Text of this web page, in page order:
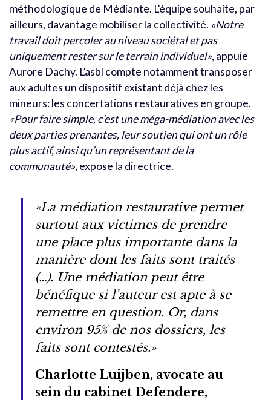
méthodologique de Médiante. L’équipe souhaite, par
ailleurs, davantage mobiliser la collectivité. «Notre
travail doit percoler au niveau sociétal et pas
uniquement rester sur le terrain individuel», appuie
Aurore Dachy. L’asbl compte notamment transposer
aux adultes un dispositif existant déjà chez les
mineurs: les concertations restauratives en groupe.
«Pour faire simple, c’est une méga-médiation avec les
deux parties prenantes, leur soutien qui ont un rôle
plus actif, ainsi qu’un représentant de la
communauté», expose la directrice.
«La médiation restaurative permet
surtout aux victimes de prendre
une place plus importante dans la
manière dont les faits sont traités
(…). Une médiation peut être
bénéfique si l’auteur est apte à se
remettre en question. Or, dans
environ 95% de nos dossiers, les
faits sont contestés.»
Charlotte Luijben, avocate au
sein du cabinet Defendere,